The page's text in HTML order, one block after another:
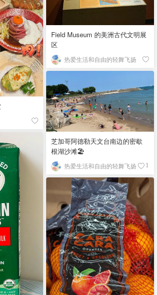
Field Museum 的美洲古代文明展
区
热爱生活和自由的轻舞飞扬
芝加哥阿德勒天文台南边的密歇
根湖沙滩🏖️
热爱生活和自由的轻舞飞扬 1